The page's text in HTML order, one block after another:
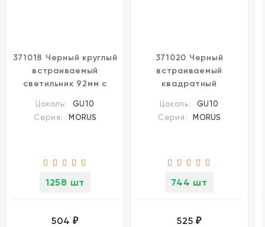
371018 Черный круглый
встраиваемый
светильник 92мм с
GU10 50W 220-240V
IP20 Novotech MORUS
Цоколь:
GU10
Серия:
MORUS
1258 шт
504 ₽
371020 Черный
встраиваемый
квадратный
поворотным плафоном
под лампу GU10 50W
Цоколь:
GU10
Серия:
MORUS
744 шт
525 ₽